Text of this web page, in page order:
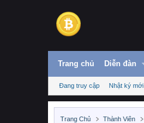
Trang chủ Diễn đàn
Đang truy cập Nhật ký mới
Trang Chủ Thành Viên